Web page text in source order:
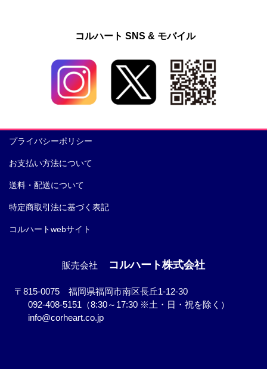
コルハート SNS & モバイル
プライバシーポリシー
お支払い方法について
送料・配送について
特定商取引法に基づく表記
コルハートwebサイト
販売会社 コルハート株式会社
〒815-0075 福岡県福岡市南区長丘1-12-30
092-408-5151（8:30～17:30 ※土・日・祝を除く）
info@corheart.co.jp